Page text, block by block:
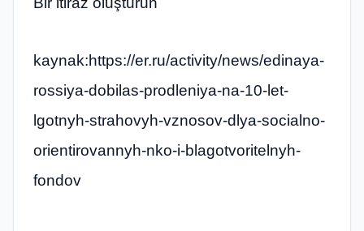
kaynak:https://er.ru/activity/news/edinaya-
rossiya-dobilas-prodleniya-na-10-let-
lgotnyh-strahovyh-vznosov-dlya-socialno-
orientirovannyh-nko-i-blagotvoritelnyh-
fondov